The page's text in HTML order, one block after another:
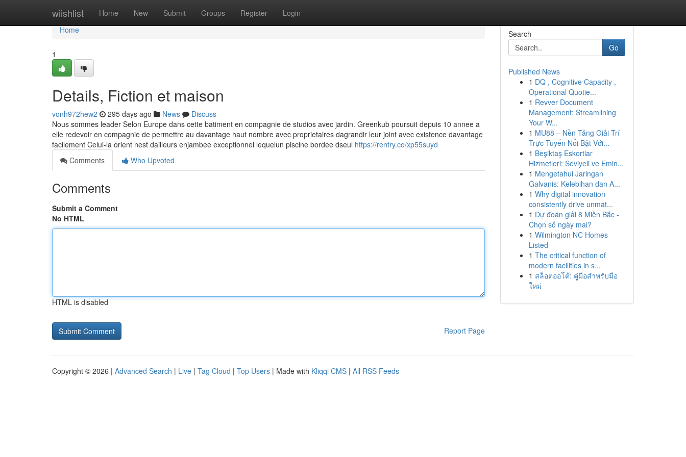
wiishlist Home New Submit Groups Register Login
Home
Home
1
Details, Fiction et maison
vonh972hew2 295 days ago News
Discuss
Nous sommes leader Selon Europe dans cette batiment en compagnie de studios avec jardin. Greenkub poursuit depuis 10 annee a
elle redevoir en compagnie de permettre au davantage haut nombre avec proprietaires dagrandir leur joint avec existence davantage
facilement Celui-la orient nest dailleurs enjambee exceptionnel lequelun piscine bordee dseul https://rentry.co/xp55suyd
Comments
Who Upvoted
Comments
Submit a Comment
No HTML
HTML is disabled
Report Page
Search
Go
Published News
1 DQ , Cognitive Capacity ,
Operational Quotie...
1 Revver Document
Management: Streamlining
Your W...
1 MU88 – Nền Tảng Giải Trí
Trực Tuyến Nổi Bật Với...
1 Beşiktaş Eskortlar
Hizmetleri: Seviyeli ve Emin...
1 Mengetahui Jaringan
Galvanis: Kelebihan dan A...
1 Why digital innovation
consistently drive unmat...
1 Dự đoán giải 8 Miền Bắc -
Chọn số ngày mai?
1 Wilmington NC Homes
Listed
1 The critical function of
modern facilities in s...
1 สล็อตออโต้: คู่มือสำหรับมือ
ใหม่
Copyright © 2026 | Advanced Search | Live | Tag Cloud | Top Users | Made with Kliqqi CMS | All RSS Feeds